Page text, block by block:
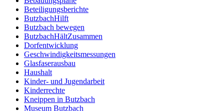
Beteiligungsberichte
ButzbachHilft
Butzbach bewegen
ButzbachHältZusammen
Dorfentwicklung
Geschwindigkeitsmessungen
Glasfaserausbau
Haushalt
Kinder- und Jugendarbeit
Kinderrechte
Kneippen in Butzbach
Museum Butzbach